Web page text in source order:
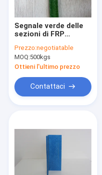
Segnale verde delle
sezioni di FRP
Prezzo:negotiatable
MOQ:500kgs
Ottieni l'ultimo prezzo
Contattaci